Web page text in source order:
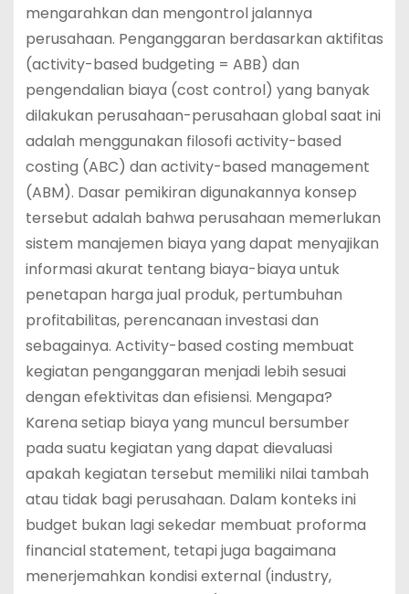
mengarahkan dan mengontrol jalannya
perusahaan. Penganggaran berdasarkan aktifitas
(activity-based budgeting = ABB) dan
pengendalian biaya (cost control) yang banyak
dilakukan perusahaan-perusahaan global saat ini
adalah menggunakan filosofi activity-based
costing (ABC) dan activity-based management
(ABM). Dasar pemikiran digunakannya konsep
tersebut adalah bahwa perusahaan memerlukan
sistem manajemen biaya yang dapat menyajikan
informasi akurat tentang biaya-biaya untuk
penetapan harga jual produk, pertumbuhan
profitabilitas, perencanaan investasi dan
sebagainya. Activity-based costing membuat
kegiatan penganggaran menjadi lebih sesuai
dengan efektivitas dan efisiensi. Mengapa?
Karena setiap biaya yang muncul bersumber
pada suatu kegiatan yang dapat dievaluasi
apakah kegiatan tersebut memiliki nilai tambah
atau tidak bagi perusahaan. Dalam konteks ini
budget bukan lagi sekedar membuat proforma
financial statement, tetapi juga bagaimana
menerjemahkan kondisi external (industry,